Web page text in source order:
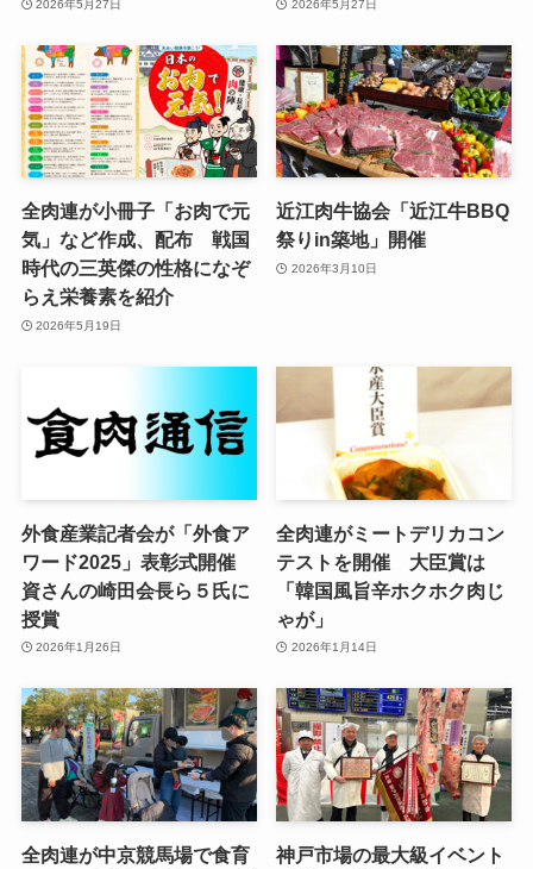
2026年5月27日 2026年5月27日
全肉連が小冊子「お肉で元
気」など作成、配布 戦国
時代の三英傑の性格になぞ
らえ栄養素を紹介
2026年5月19日
近江肉牛協会「近江牛BBQ
祭りin築地」開催
2026年3月10日
外食産業記者会が「外食ア
ワード2025」表彰式開催
資さんの崎田会長ら５氏に
授賞
2026年1月26日
全肉連がミートデリカコン
テストを開催 大臣賞は
「韓国風旨辛ホクホク肉じ
ゃが」
2026年1月14日
全肉連が中京競馬場で食育
神戸市場の最大級イベント